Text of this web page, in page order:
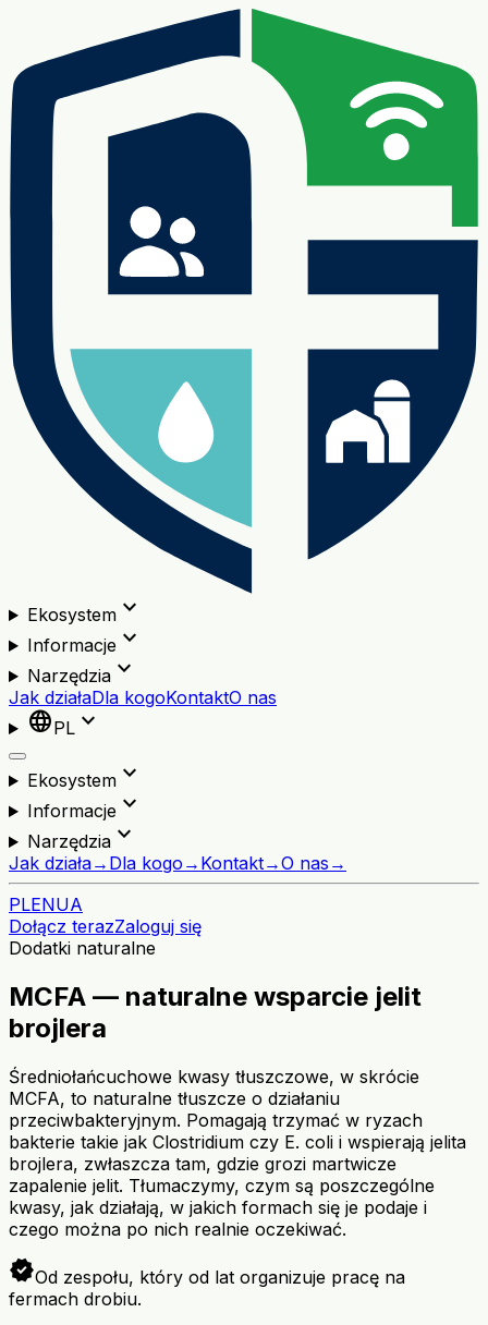
Ekosystemexpand_more
Informacjeexpand_more
Narzędziaexpand_more
Jak działaDla kogoKontaktO nas
languagePL expand_more
Ekosystemexpand_more
Informacjeexpand_more
Narzędziaexpand_more
Jak działa→ Dla kogo → Kontakt→O nas →
PLENUA
Dołącz terazZaloguj się
Dodatki naturalne
MCFA — naturalne wsparcie jelit
brojlera
Średniołańcuchowe kwasy tłuszczowe, w skrócie
MCFA, to naturalne tłuszcze o działaniu
przeciwbakteryjnym. Pomagają trzymać w ryzach
bakterie takie jak Clostridium czy E. coli i wspierają jelita
brojlera, zwłaszcza tam, gdzie grozi martwicze
zapalenie jelit. Tłumaczymy, czym są poszczególne
kwasy, jak działają, w jakich formach się je podaje i
czego można po nich realnie oczekiwać.
verifiedOd zespołu, który od lat organizuje pracę na
fermach drobiu.